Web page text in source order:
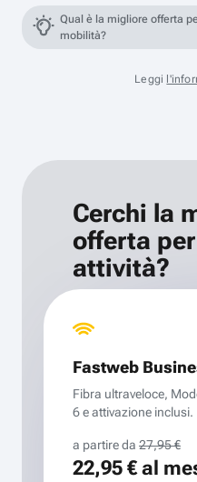
Qual è la migliore offerta
mobilità?
Leggi
Cerchi la
offerta
attività?
Fastweb
Fibra ultraveloce,
6 e attivazione inclusi.
a partire da 27,95 €
22,95 €al